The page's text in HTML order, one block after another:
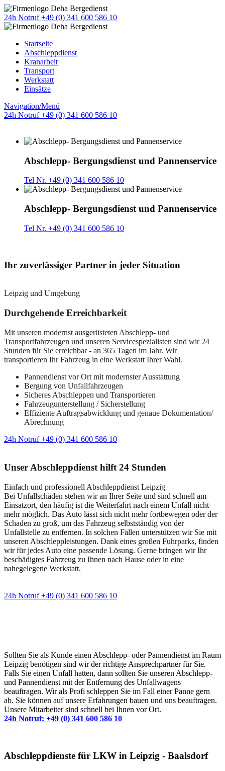
24h Notruf +49 (0) 341 600 586 10
Startseite
Abschleppdienst
Kranarbeit
Transport
Werkstatt
Einsätze
Navigation/Menü
24h Notruf +49 (0) 341 600 586 10
Abschlepp- Bergungsdienst und Pannenservice
Tel Nr. +49 (0) 341 600 586 10
Abschlepp- Bergungsdienst und Pannenservice
Tel Nr. +49 (0) 341 600 586 10
Ihr zuverlässiger Partner in jeder Situation
Leipzig und Umgebung
Durchgehende Erreichbarkeit
Mit unseren modernst ausgerüsteten Abschlepp- und
Transportfahrzeugen und unseren Servicespezialisten sind wir 24
Stunden für Sie erreichbar - an 365 Tagen im Jahr. Wir
transportieren Ihr Fahrzeug in eine Werkstatt Ihrer Wahl.
Pannendienst vor Ort mit modernster Ausstattung
Bergung von Unfallfahrzeugen
Sicheres Abschleppen und Transportieren
Fahrzeugunterstellung / Sicherstellung
Effiziente Auftragsabwicklung und genaue Dokumentation/
Abrechnung
24h Notruf +49 (0) 341 600 586 10
Unser Abschleppdienst hilft 24 Stunden
Einfach und professionell Abschleppdienst Leipzig
Bei Unfallschäden stehen wir an Ihrer Seite und sind schnell am
Einsatzort, den häufig ist die Weiterfahrt nach einem Unfall nicht
mehr möglich. Das Auto lässt sich nicht mehr fortbewegen oder der
Schaden zu groß, um das Fahrzeug selbstständig von der
Unfallstelle zu entfernen. In solchen Fällen unterstützen wir Sie mit
unseren Abschleppleistungen. Dank eines großen Fuhrparks, finden
wir für jedes Auto eine passende Lösung. Gerne bringen wir Ihr
beschädigtes Fahrzeug zu Ihnen nach Hause oder in eine
nahegelegene Werkstatt.
24h Notruf +49 (0) 341 600 586 10
Sollten Sie als Kunde einen Abschlepp- oder Pannendienst im Raum
Leipzig benötigen sind wir der richtige Ansprechpartner für Sie.
Falls Sie einen Unfall hatten, dann sollten Sie unseren Abschlepp-
und Pannendienst mit der Entfernung des Unfallwagens
beauftragen. Wir als Profi schleppen Sie im Fall einer Panne gern
ab. Sie können auf unsere Erfahrungen bauen und uns beauftragen.
Unsere Mitarbeiter sind schnell bei Ihnen vor Ort.
24h Notruf: +49 (0) 341 600 586 10
Abschleppdienste für LKW in Leipzig - Baalsdorf